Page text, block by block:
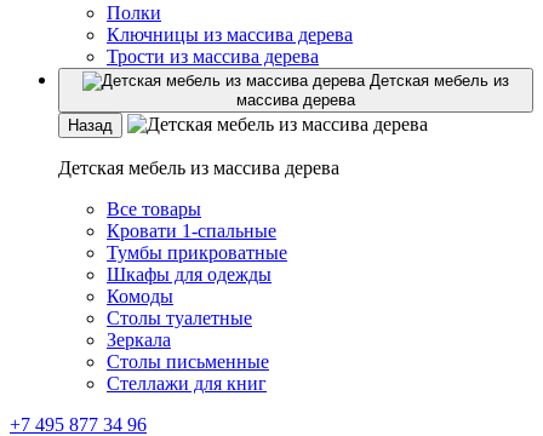
Полки
Ключницы из массива дерева
Трости из массива дерева
Детская мебель из
массива дерева
Назад
Детская мебель из массива дерева
Все товары
Кровати 1-спальные
Тумбы прикроватные
Шкафы для одежды
Комоды
Столы туалетные
Зеркала
Столы письменные
Стеллажи для книг
+7 495 877 34 96